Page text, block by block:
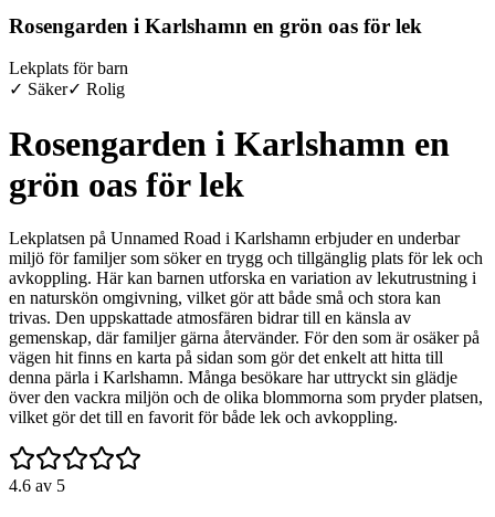
Rosengarden i Karlshamn en grön oas för lek
Lekplats för barn
✓ Säker✓ Rolig
Rosengarden i Karlshamn en
grön oas för lek
Lekplatsen på Unnamed Road i Karlshamn erbjuder en underbar
miljö för familjer som söker en trygg och tillgänglig plats för lek och
avkoppling. Här kan barnen utforska en variation av lekutrustning i
en naturskön omgivning, vilket gör att både små och stora kan
trivas. Den uppskattade atmosfären bidrar till en känsla av
gemenskap, där familjer gärna återvänder. För den som är osäker på
vägen hit finns en karta på sidan som gör det enkelt att hitta till
denna pärla i Karlshamn. Många besökare har uttryckt sin glädje
över den vackra miljön och de olika blommorna som pryder platsen,
vilket gör det till en favorit för både lek och avkoppling.
4.6 av 5